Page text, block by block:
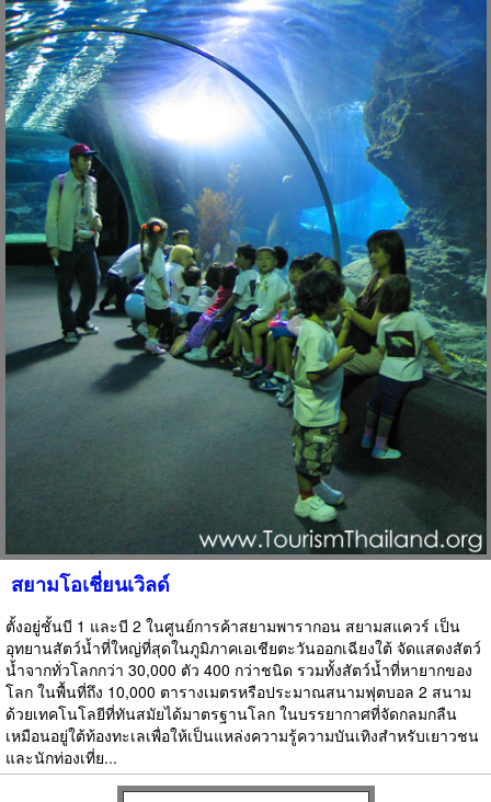
สยามโอเชี่ยนเวิลด์
ตั้งอยู่ชั้นบี 1 และบี 2 ในศูนย์การค้าสยามพารากอน สยามสแควร์ เป็น
อุทยานสัตว์น้ำที่ใหญ่ที่สุดในภูมิภาคเอเชียตะวันออกเฉียงใต้ จัดแสดงสัตว์
น้ำจากทั่วโลกกว่า 30,000 ตัว 400 กว่าชนิด รวมทั้งสัตว์น้ำที่หายากของ
โลก ในพื้นที่ถึง 10,000 ตารางเมตรหรือประมาณสนามฟุตบอล 2 สนาม
ด้วยเทคโนโลยีที่ทันสมัยได้มาตรฐานโลก ในบรรยากาศที่จัดกลมกลืน
เหมือนอยู่ใต้ท้องทะเลเพื่อให้เป็นแหล่งความรู้ความบันเทิงสำหรับเยาวชน
และนักท่องเที่ย...